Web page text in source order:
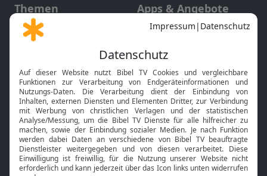
Themen
Gott und Bibel erklärt
Neuigkeiten
Apps & Angebote
Mobile App
Smart TV
HbbTV
Bibelthek Online-Bibel
Nächster Gottesdienst
Bibel TV Service